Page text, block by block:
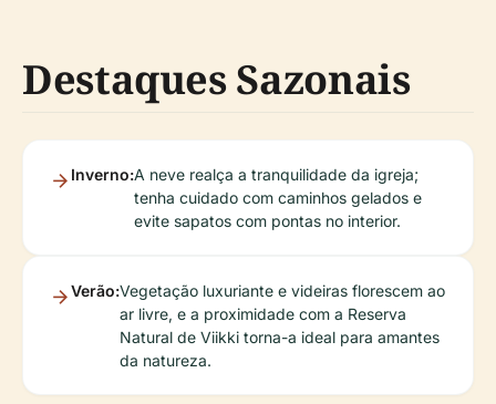
Destaques Sazonais
Inverno:A neve realça a tranquilidade da igreja;
tenha cuidado com caminhos gelados e
evite sapatos com pontas no interior.
Verão:Vegetação luxuriante e videiras florescem ao
ar livre, e a proximidade com a Reserva
Natural de Viikki torna-a ideal para amantes
da natureza.